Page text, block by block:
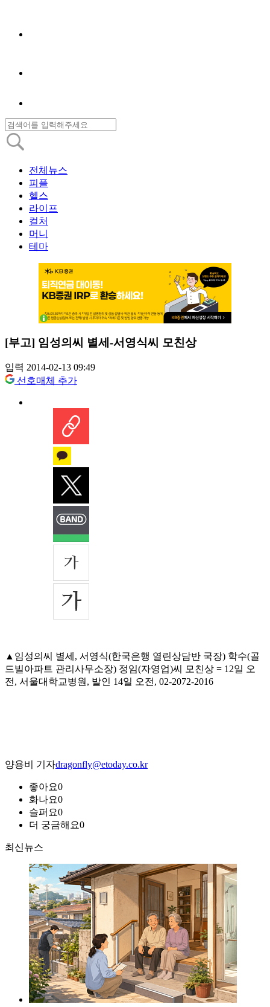
전체뉴스
피플
헬스
라이프
컬처
머니
테마
[부고] 임성의씨 별세-서영식씨 모친상
입력 2014-02-13 09:49
선호매체 추가
▲임성의씨 별세, 서영식(한국은행 열린상담반 국장) 학수(골
드빌아파트 관리사무소장) 정임(자영업)씨 모친상 = 12일 오
전, 서울대학교병원, 발인 14일 오전, 02-2072-2016
양용비 기자dragonfly@etoday.co.kr
좋아요0
화나요0
슬퍼요0
더 궁금해요0
최신뉴스